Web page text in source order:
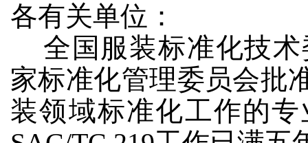
各有关单位：
全国服装标准化技术
家标准化管理委员会批
装领域标准化工作的